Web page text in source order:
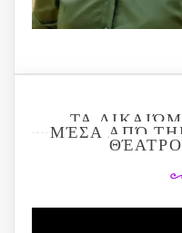
ΤΑ
ΜΈΣΑ ΑΠΌ